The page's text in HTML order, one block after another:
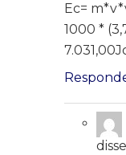
Ec=
1000 *